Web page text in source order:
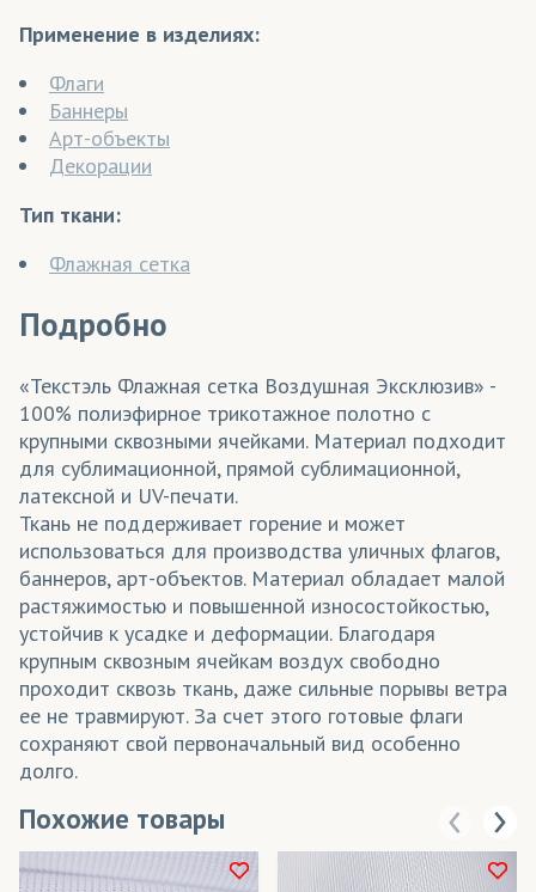
Применение в изделиях:
Флаги
Баннеры
Арт-объекты
Декорации
Тип ткани:
Флажная сетка
Подробно
«Текстэль Флажная сетка Воздушная Эксклюзив» -
100% полиэфирное трикотажное полотно с
крупными сквозными ячейками. Материал подходит
для сублимационной, прямой сублимационной,
латексной и UV-печати.
Ткань не поддерживает горение и может
использоваться для производства уличных флагов,
баннеров, арт-объектов. Материал обладает малой
растяжимостью и повышенной износостойкостью,
устойчив к усадке и деформации. Благодаря
крупным сквозным ячейкам воздух свободно
проходит сквозь ткань, даже сильные порывы ветра
ее не травмируют. За счет этого готовые флаги
сохраняют свой первоначальный вид особенно
долго.
Похожие товары